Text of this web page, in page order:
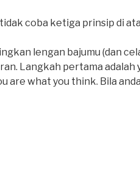
coba ketiga prinsip di
lengan bajumu (dan
Langkah pertama adalah
are what you think. Bila